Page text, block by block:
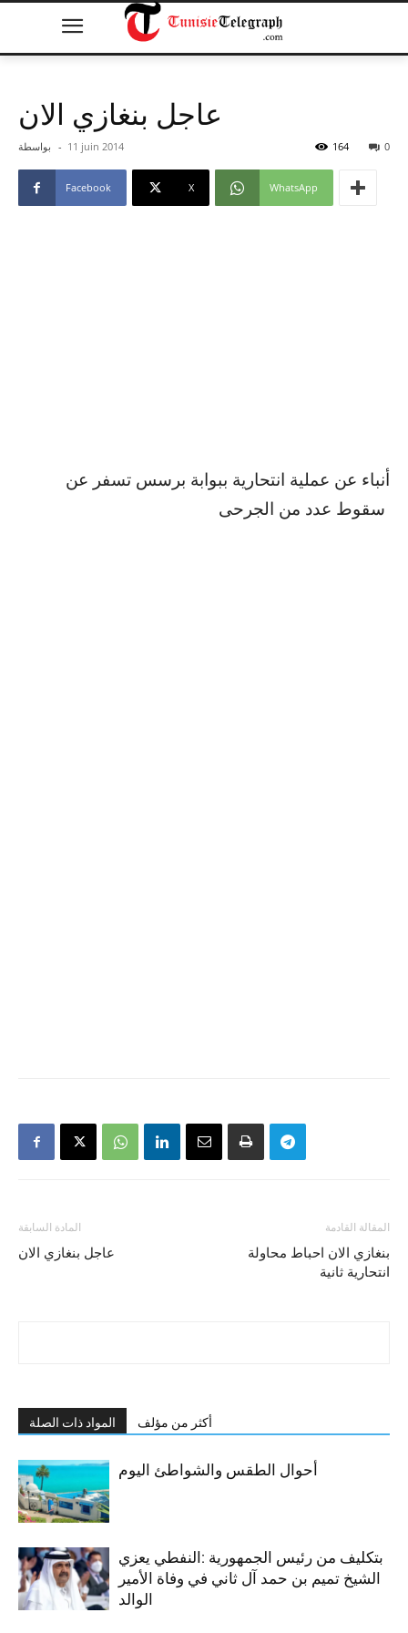
عاجل بنغازي الان
بواسطة - 11 juin 2014 0
164
Facebook X WhatsApp
أنباء عن عملية انتحارية ببوابة برسس تسفر عن
المادة السابقة
عاجل بنغازي الان
المقالة القادمة
بنغازي الان احباط محاولة
انتحارية ثانية
المواد ذات الصلة أكثر من مؤلف
أحوال الطقس والشواطئ اليوم
بتكليف من رئيس الجمهورية :النفطي يعزي
الشيخ تميم بن حمد آل ثاني في وفاة الأمير
الوالد